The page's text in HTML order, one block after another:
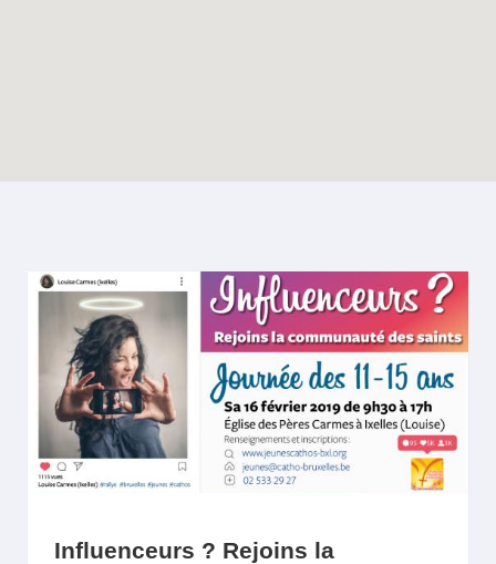
Influenceurs ? Rejoins la